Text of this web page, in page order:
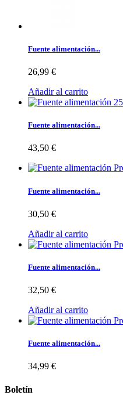
Fuente alimentación...
26,99 €
Añadir al carrito
Fuente alimentación...
43,50 €
Fuente alimentación...
30,50 €
Añadir al carrito
Fuente alimentación...
32,50 €
Añadir al carrito
Fuente alimentación...
34,99 €
Boletín